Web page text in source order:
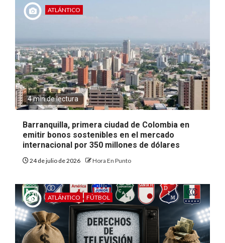
ATLÁNTICO
4 min de lectura
Barranquilla, primera ciudad de Colombia en
emitir bonos sostenibles en el mercado
internacional por 350 millones de dólares
24 de julio de 2026 Hora En Punto
ATLÁNTICO FÚTBOL